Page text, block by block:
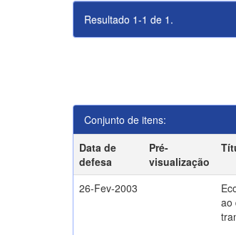
Resultado 1-1 de 1.
Conjunto de itens:
Data de
defesa
Pré-
visualização
26-Fev-2003
ao